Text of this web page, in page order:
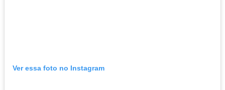
Ver essa foto no Instagram